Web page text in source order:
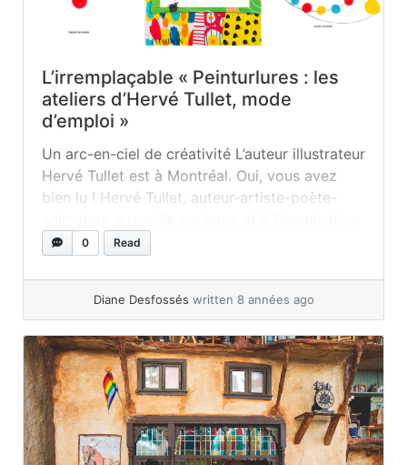
L’irremplaçable « Peinturlures : les
ateliers d’Hervé Tullet, mode
d’emploi »
Un arc-en-ciel de créativité L’auteur illustrateur
Hervé Tullet est à Montréal. Oui, vous avez
bien lu ! Hervé Tullet, auteur-artiste-poète-
sans limites, débarquera au Québec à
Livart. Ce centre d’art multidisciplinaire lui
ouvre ses portes du 26 au 30 juin 2018 pour le
0 Read
Diane Desfossés written 8 années ago